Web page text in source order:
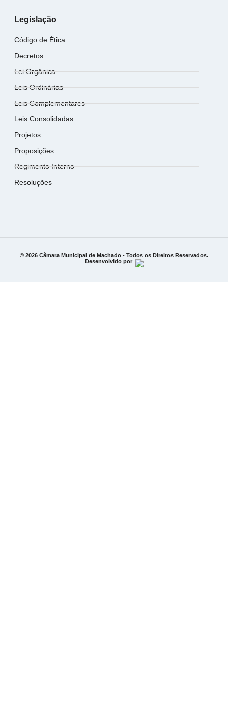
Legislação
Código de Ética
Decretos
Lei Orgânica
Leis Ordinárias
Leis Complementares
Leis Consolidadas
Projetos
Proposições
Regimento Interno
Resoluções
© 2026 Câmara Municipal de Machado - Todos os Direitos Reservados.
Desenvolvido por